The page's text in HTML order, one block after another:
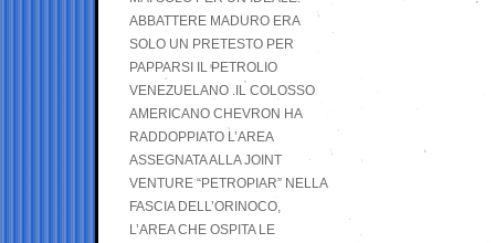
ABBATTERE MADURO ERA
SOLO UN PRETESTO PER
PAPPARSI IL PETROLIO
VENEZUELANO .IL COLOSSO
AMERICANO CHEVRON HA
RADDOPPIATO L’AREA
ASSEGNATA ALLA JOINT
VENTURE “PETROPIAR” NELLA
FASCIA DELL’ORINOCO,
L’AREA CHE OSPITA LE